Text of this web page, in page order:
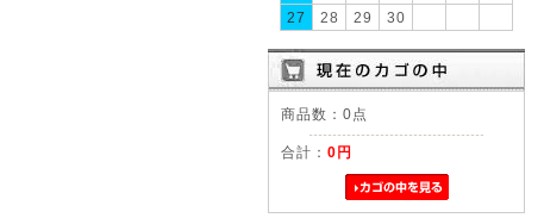
27
28 29 30
商品数：0点
合計： 0円